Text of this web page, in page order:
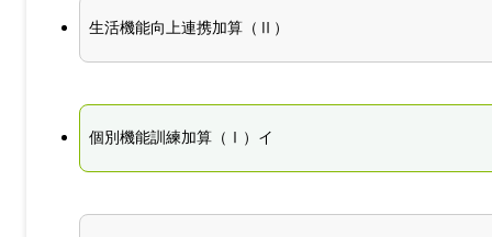
生活機能向上連携加算（Ⅱ）
個別機能訓練加算（Ⅰ）イ